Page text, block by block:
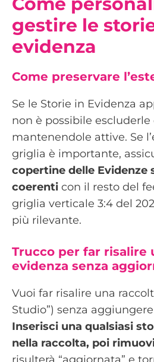
gestire le
evidenza
Come preservare
Se le Storie in Evidenza
non è possibile
mantenendole attive. Se
griglia è importante,
copertine delle Evidenze
coerenti con il resto del
griglia verticale 3:4 del
più rilevante.
Trucco per far risalire
evidenza senza
Vuoi far risalire una
Studio”) senza
Inserisci una qualsiasi
nella raccolta, poi